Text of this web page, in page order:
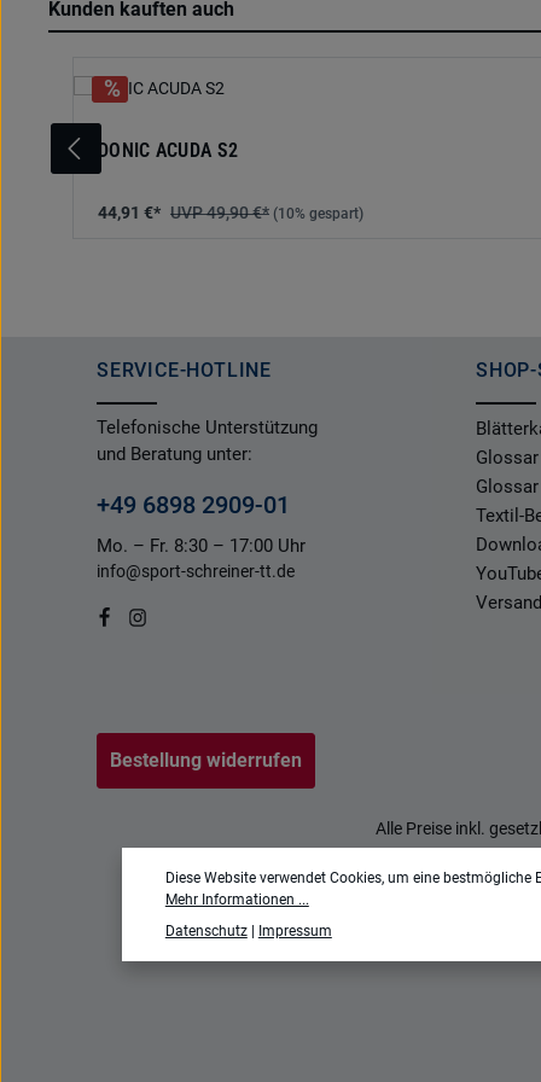
Kunden kauften auch
DONIC ACUDA S2
44,91 €* 49,90 €* (10% gespart)
SERVICE-HOTLINE
Telefonische Unterstützung
und Beratung unter:
+49 6898 2909-01
Mo. – Fr. 8:30 – 17:00 Uhr
info@sport-schreiner-tt.de
Textil-
Bestellung widerrufen
Alle Preise inkl.
Diese Website verwendet Cookies, um eine bestmögliche
Mehr Informationen ...
Datenschutz| Impressum